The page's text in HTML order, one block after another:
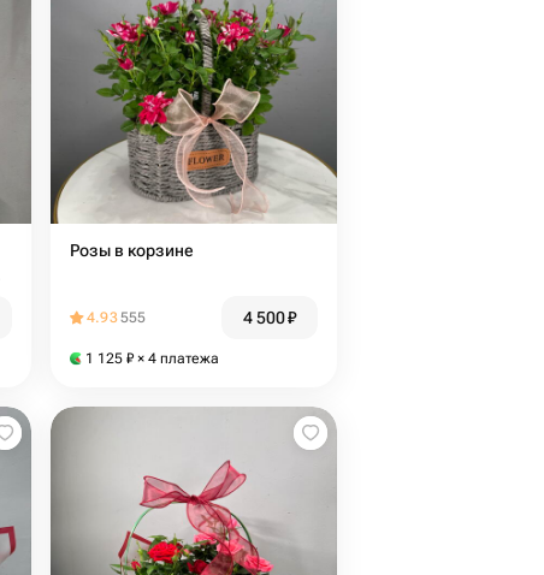
Розы в корзине
4.93555 4 500₽
1 125 ₽ × 4 платежа